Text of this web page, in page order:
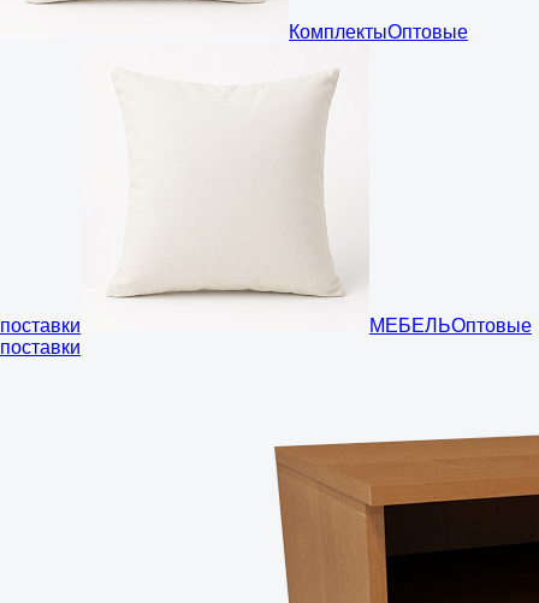
КомплектыОптовые
поставки МЕБЕЛЬОптовые
поставки